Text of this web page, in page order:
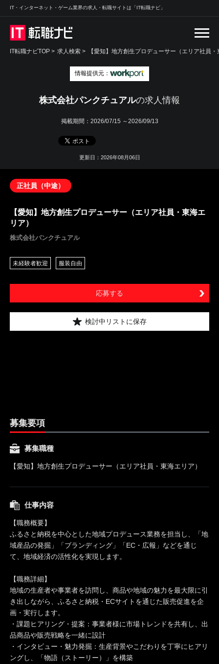
IT・インターネット・ゲーム業界の求人・転職サイトは「IT転職ナビ」
IT転職ナビTOP > 求人検索 > 【愛知】地方創生プロデューサー（エリア社員
情報提供元：
株式会社パンクチュアルの求人情報
掲載期間： 2026/07/15 ～2026/09/13
更新日：2026年08月06日
正社員（中途）
【愛知】地方創生プロデューサー（エリア社員・東海エ
リア）
株式会社パンクチュアル
未経験者歓迎 服装自由
応募する
検討中リストに保存
募集要項
募集職種
【愛知】地方創生プロデューサー（エリア社員・東海エリア）
仕事内容
【職務概要】
ふるさと納税を中心とした地域プロデュース業務を担当し、「地
域産品の発掘」「ブランディング」「EC・広報」などを通じ
て、地域経済の活性化を実現します。
【職務詳細】
地域の生産者や事業者を訪問し、商品や地域の魅力を最大限に引
き出しながら、ふるさと納税・ECサイトを通じた販売促進を企
画・実行します。
・課題ヒアリング・提案：事業者様に市場トレンドを共有し、出
品商品や販売戦略を一緒に設計
・インタビュー・魅力発掘：生産背景やこだわりを丁寧にヒアリ
ングし、「物語（ストーリー）」を構築